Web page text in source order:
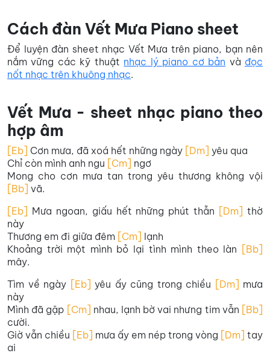
Cách đàn Vết Mưa Piano sheet
Để luyện đàn sheet nhạc Vết Mưa trên piano, bạn nên
nắm vững các kỹ thuật nhạc lý piano cơ bản và đọc
nốt nhạc trên khuông nhạc.
Vết Mưa - sheet nhạc piano theo
hợp âm
[Eb] Cơn mưa, đã xoá hết những ngày [Dm] yêu qua
Chỉ còn mình anh ngu [Cm] ngơ
Mong cho cơn mưa tan trong yêu thương không vội
[Bb] vã.
[Eb] Mưa ngoan, giấu hết những phút thẫn [Dm] thờ
này
Thương em đi giữa đêm [Cm] lạnh
Khoảng trời một mình bỏ lại tình mình theo làn [Bb]
mây.
Tìm về ngày [Eb] yêu ấy cũng trong chiều [Dm] mưa
này
Mình đã gặp [Cm] nhau, lạnh bờ vai nhưng tim vẫn [Bb]
cười.
Giờ vẫn chiều [Eb] mưa ấy em nép trong vòng [Dm] tay
ai